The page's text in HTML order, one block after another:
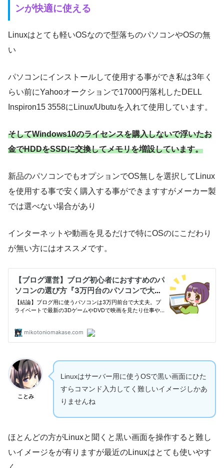
ンが快適に使える
Linuxはとても軽いOSなので型落ちのパソコンやOSの無
い
パソコンにインストールして使用する事ができ私は3年く
らい前にYahooオークションで17000円落札したDELL
Inspiron15 3558にLinux/Ubutuを入れて使用しています。
そしてWindows10のライセンスを購入しないで浮いたお
金でHDDをSSDに交換してメモリを増設しています。
新品のパソコンでもオプションでOS無しを選択してLinux
を使用する事で安く購入する事ができますすがメーカー製
では選べない場合があり
インターネットや動画を見るだけで特にOSのにこだわり
が無い方にはオススメです。
ことみ
Linuxはサーバー用に使うOSで黒い画面にひた
すらコマンド入力してく難しいイメージしかあ
りませんね
ほとんどの方がLinuxと聞くと黒い画面を操作すると難し
いイメージをが有りますが最近のLinuxはとても使いやす